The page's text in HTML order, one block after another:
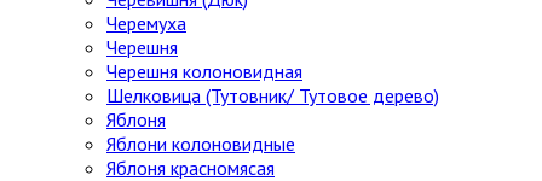
Черемуха
Черешня
Черешня колоновидная
Шелковица (Тутовник/ Тутовое дерево)
Яблоня
Яблони колоновидные
Яблоня красномясая